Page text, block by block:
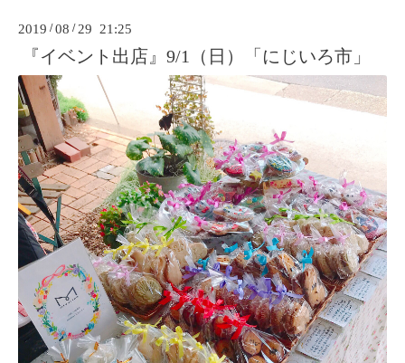
2019 /08 /29 21:25
『イベント出店』9/1（日）「にじいろ市」